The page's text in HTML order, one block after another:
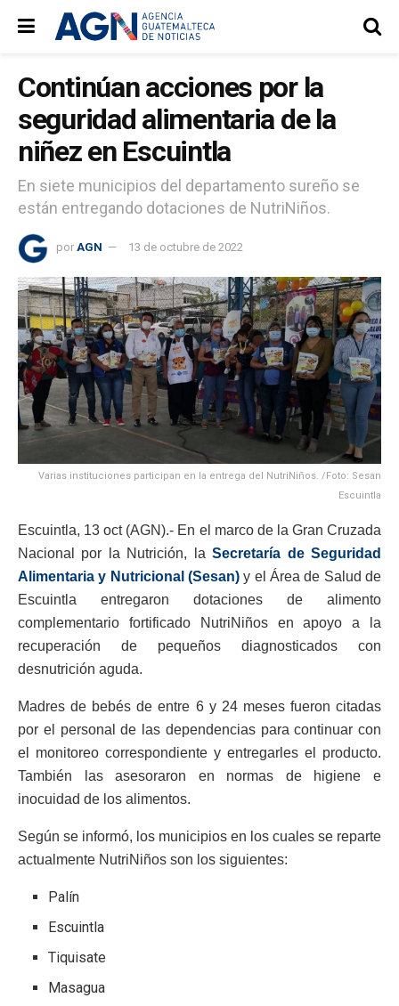
Continúan acciones por la
seguridad alimentaria de la
niñez en Escuintla
En siete municipios del departamento sureño se
están entregando dotaciones de NutriNiños.
por AGN 13 de octubre de 2022
Varias instituciones participan en la entrega del NutriNiños. /Foto: Sesan
Escuintla
Escuintla, 13 oct (AGN).- En el marco de la Gran Cruzada
Nacional por la Nutrición, la Secretaría de Seguridad
Alimentaria y Nutricional (Sesan) y el Área de Salud de
Escuintla entregaron dotaciones de alimento
complementario fortificado NutriNiños en apoyo a la
recuperación de pequeños diagnosticados con
desnutrición aguda.
Madres de bebés de entre 6 y 24 meses fueron citadas
por el personal de las dependencias para continuar con
el monitoreo correspondiente y entregarles el producto.
También las asesoraron en normas de higiene e
inocuidad de los alimentos.
Según se informó, los municipios en los cuales se reparte
actualmente NutriNiños son los siguientes:
Palín
Escuintla
Tiquisate
Masagua